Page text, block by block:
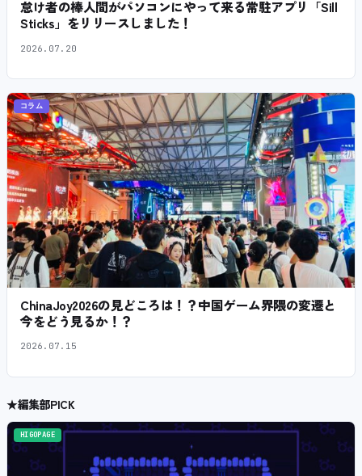
怠け者の棒人間がパソコンにやって来る常駐アプリ「Sill
Sticks」をリリースしました！
2026.07.20
コラム
ChinaJoy2026の見どころは！？中国ゲーム界隈の変遷と
今をどう見るか！？
2026.07.15
★編集部PICK
HIGOPAGE